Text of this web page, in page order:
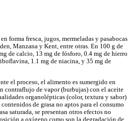
forma fresca, jugos, mermeladas y pasabocas
Manzana y Kent, entre otras. En 100 g de
de calcio, 13 mg de fósforo, 0.4 mg de hierro,
1.1 mg de niacina, y 35 mg de
el proceso, el alimento es sumergido en
contraflujo de vapor (burbujas) con el aceite
organolépticas (color, textura y sabor)
de grasa no aptos para el consumo
saturada, se presentan otros efectos no
a oxígeno como son la degradación de